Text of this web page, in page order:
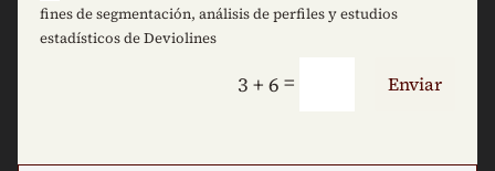
fines de segmentación, análisis de perfiles y estudios
estadísticos de Deviolines
3 + 6 = Enviar